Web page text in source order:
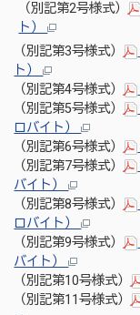
（別記第2号様式）
ト）
（別記第3号様式）
ト）
（別記第4号様式）
（別記第5号様式）
ロバイト）
（別記第6号様式）
（別記第7号様式）
バイト）
（別記第8号様式）
ロバイト）
（別記第9号様式）
バイト）
（別記第10号様式）
（別記第11号様式）